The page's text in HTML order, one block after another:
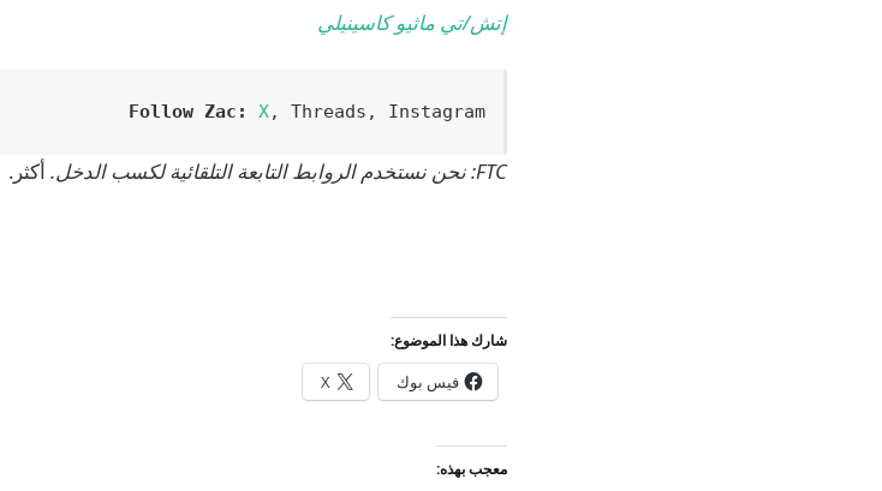
إتش/تي ماثيو كاسينيلي
Follow Zac: X, Threads, Instagram
FTC: نحن نستخدم الروابط التابعة التلقائية لكسب الدخل. أكثر.
شارك هذا الموضوع:
فيس بوك X
معجب بهذه: